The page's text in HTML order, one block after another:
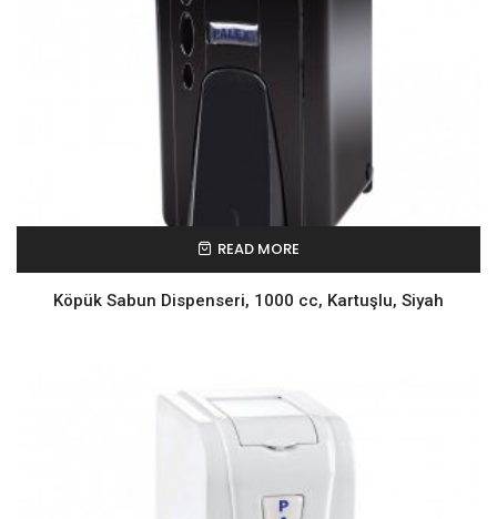
READ MORE
Köpük Sabun Dispenseri, 1000 cc, Kartuşlu, Siyah